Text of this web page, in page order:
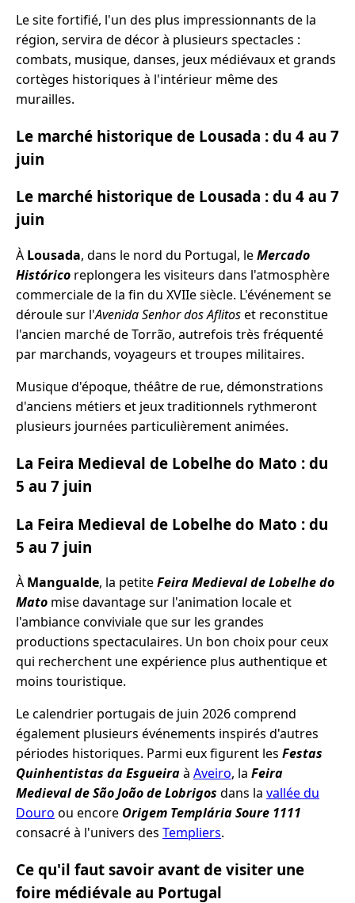
Le site fortifié, l'un des plus impressionnants de la
région, servira de décor à plusieurs spectacles :
combats, musique, danses, jeux médiévaux et grands
cortèges historiques à l'intérieur même des
murailles.
Le marché historique de Lousada : du 4 au 7
juin
Le marché historique de Lousada : du 4 au 7
juin
À Lousada, dans le nord du Portugal, leMercado
Histórico replongera les visiteurs dans l'atmosphère
commerciale de la fin du XVIIe siècle. L'événement se
déroule sur l'Avenida Senhor dos Aflitoset reconstitue
l'ancien marché de Torrão, autrefois très fréquenté
par marchands, voyageurs et troupes militaires.
Musique d'époque, théâtre de rue, démonstrations
d'anciens métiers et jeux traditionnels rythmeront
plusieurs journées particulièrement animées.
La Feira Medieval de Lobelhe do Mato : du
5 au 7 juin
La Feira Medieval de Lobelhe do Mato : du
5 au 7 juin
À Mangualde, la petiteFeira Medieval de Lobelhe do
Mato mise davantage sur l'animation locale et
l'ambiance conviviale que sur les grandes
productions spectaculaires. Un bon choix pour ceux
qui recherchent une expérience plus authentique et
moins touristique.
Le calendrier portugais de juin 2026 comprend
également plusieurs événements inspirés d'autres
périodes historiques. Parmi eux figurent les Festas
Quinhentistas da Esgueiraà Aveiro, la Feira
Medieval de São João de Lobrigos dans la vallée du
Douro ou encore Origem Templária Soure 1111
consacré à l'univers des Templiers.
Ce qu'il faut savoir avant de visiter une
foire médiévale au Portugal